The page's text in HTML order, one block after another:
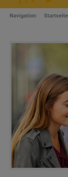
Navigation: Startseite